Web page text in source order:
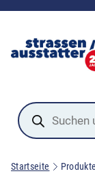
Products
search
Startseite